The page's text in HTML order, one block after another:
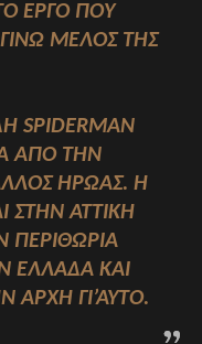
ΈΡΓΟ ΠΟΥ
ΜΈΛΟΣ ΤΗΣ
SPIDERMAN
ΑΠΌ ΤΗΝ
ΉΡΩΑΣ. Η
ΣΤΗΝ ΑΤΤΙΚΉ
ΕΛΛΆΔΑ ΚΑΙ
ΑΡΧΉ ΓΙ’ΑΥΤΌ.